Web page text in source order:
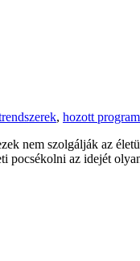
, hozott
nem szolgálják az
pocsékolni az idejét